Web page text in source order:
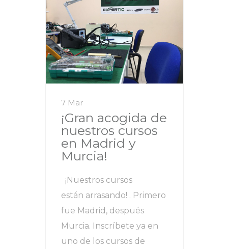
7 Mar
¡Gran acogida de
nuestros cursos
en Madrid y
Murcia!
¡Nuestros cursos
están arrasando! . Primero
fue Madrid, después
Murcia. Inscríbete ya en
uno de los cursos de